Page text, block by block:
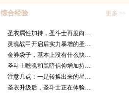
综合经验
圣衣属性加持，圣斗士再度向…
灵魂战甲开启后实力暴增的圣…
金券袋子，基本上没有什么快…
圣斗士噬魂和黑暗信仰增加持…
注意几点：一是转换出来的星…
圣衣升级后，圣斗士正在体验…
更多 >>